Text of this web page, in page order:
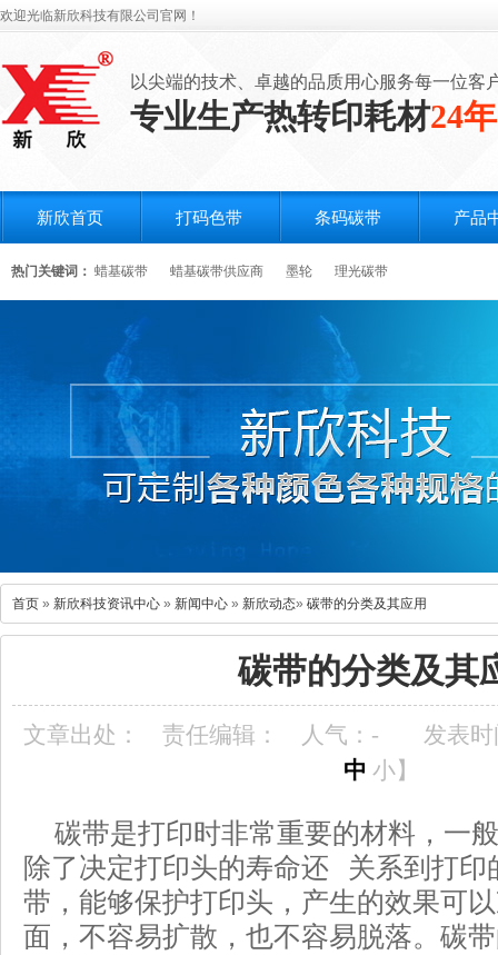
欢迎光临新欣科技有限公司官网！
以尖端的技术、卓越的品质用心服务每一位客
专业生产热转印耗材24年
新欣首页 打码色带 条码碳带 产品
热门关键词： 蜡基碳带 蜡基碳带供应商 墨轮 理光碳带
首页 » 新欣科技资讯中心 » 新闻中心 » 新欣动态» 碳带的分类及其应用
碳带的分类及其
文章出处： 责任编辑： 人气： -
发表时
中 小】
碳带是打印时非常重要的材料，一
除了决定打印头的寿命还 关系到打印
带，能够保护打印头，产生的效果可
面，不容易扩散，也不容易脱落。碳